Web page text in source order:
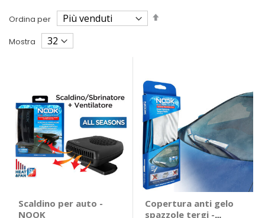
Ordina per
Imposta
Mostra
Scaldino per auto -
NOOK
Copertura anti gelo
spazzole tergi -